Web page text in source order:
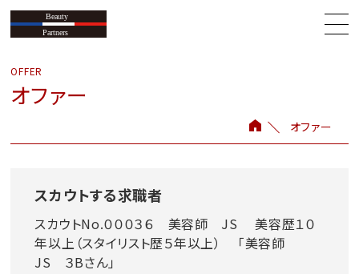
オファー
オファー
スカウトする求職者
スカウトNo.０００３６ 美容師 JS 美容歴１０
年以上（スタイリスト歴５年以上） 「美容師
JS ３Bさん」